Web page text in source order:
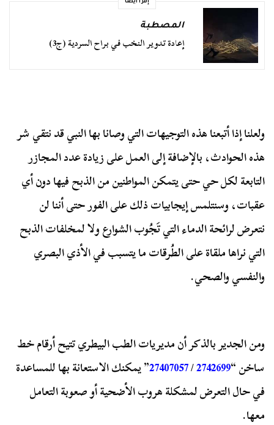
إقرأ أيضا
المصطبة
إعادة تدوير النخب في براح السردية (ج3)
ولعلنا إذا أتبعنا هذه التوجيهات التي وصانا بها النبي قد نتقي شر
هذه الحوادث، بالإضافة إلى العمل على زيادة عدد المجازر
التابعة لكل حي حتى يتمكن المواطنين من الذبح فيها دون أي
عقبات، وسنتلمس إيجابيات ذلك على الفور حتى أننا لن
نتعرض لرائحة الدماء التي تَجُوب الشوارع ولا لمخلفات الذبح
التي نراها ملقاة على الطُرقات ما يتسبب في الأذي البصري
والنفسي والصحي.
ومن الجدير بالذكر أن مديريات الطب البيطري تتيح أرقام خط
ساخن “2742699
/
27407057” يمكنك الاستعانة بها للمساعدة
في حال التعرض لمشكلة هروب الأضحية أو صعوبة التعامل
معها.